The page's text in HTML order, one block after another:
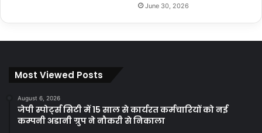
June 30, 2026
Most Viewed Posts
August 6, 2026
जेपी स्पोर्ट्स सिटी में 15 साल से कार्यरत कर्मचारियों को नई
कम्पनी अडानी ग्रुप ने नौकरी से निकाला